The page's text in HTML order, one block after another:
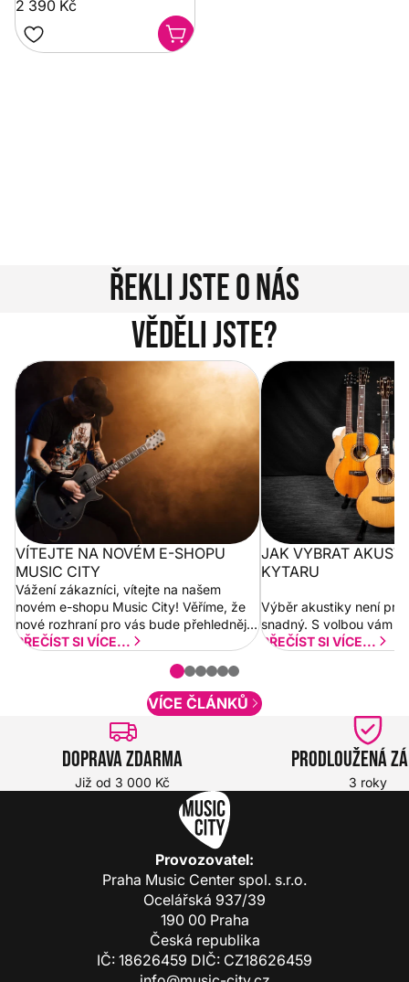
2 390 Kč
Řekli jste o nás
Věděli jste?
Vítejte na novém e-shopu Music
City
VÍTEJTE NA NOVÉM E-SHOPU
MUSIC CITY
Vážení zákazníci, vítejte na našem
novém e-shopu Music City! Věříme, že
nové rozhraní pro vás bude přehlednější
a rychlejší. Postupně budeme přidávat
PŘEČÍST SI VÍCE...
Jak vybrat
JAK VYBRAT
KYTARU
Výběr akustiky není pro
snadný. S volbou vám
PŘEČÍST SI VÍCE...
VÍCE ČLÁNKŮ
Doprava zdarma
Již od 3 000 Kč
Prodloužená
3 roky
Provozovatel:
Praha Music Center spol. s.r.o.
Ocelářská 937/39
190 00 Praha
Česká republika
IČ: 18626459 DIČ: CZ18626459